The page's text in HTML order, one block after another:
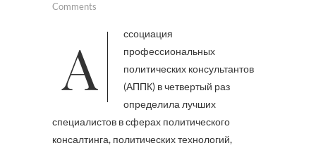
Comments
Ассоциация
профессиональных
политических консультантов
(АППК) в четвертый раз
определила лучших
специалистов в сферах политического
консалтинга, политических технологий,